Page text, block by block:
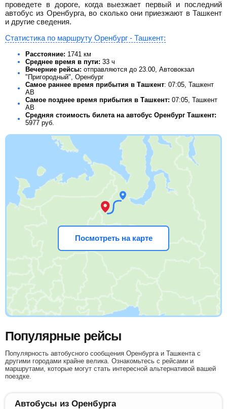
проведете в дороге, когда выезжает первый и последний
автобус из Оренбурга, во сколько они приезжают в Ташкент
и другие сведения.
Статистика по маршруту Оренбург - Ташкент:
Расстояние: 1741 км
Среднее время в пути: 33 ч
Вечерние рейсы: отправляются до 23.00, Автовокзал
"Пригородный", Оренбург
Самое раннее время прибытия в Ташкент: 07:05, Ташкент
АВ
Самое позднее время прибытия в Ташкент: 07:05, Ташкент
АВ
Средняя стоимость билета на автобус Оренбург Ташкент:
5977 руб.
Посмотреть на карте
Популярные рейсы
Популярность автобусного сообщения Оренбурга и Ташкента с
другими городами крайне велика. Ознакомьтесь с рейсами и
маршрутами, которые могут стать интересной альтернативой вашей
поездке.
Автобусы из Оренбурга